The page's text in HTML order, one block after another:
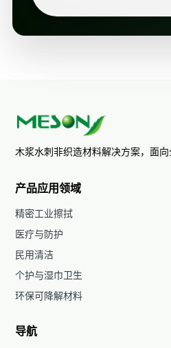
木浆水刺非织造材料解决方案，面向
产品应用领域
精密工业擦拭
医疗与防护
民用清洁
个护与湿巾卫生
环保可降解材料
导航